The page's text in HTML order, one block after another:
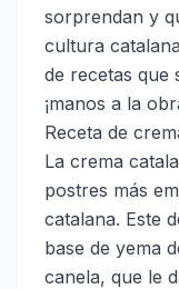
sorprendan y
cultura
de recetas que
¡manos a la
Receta de
La crema
postres más
catalana. Este
base de yema
canela, que le